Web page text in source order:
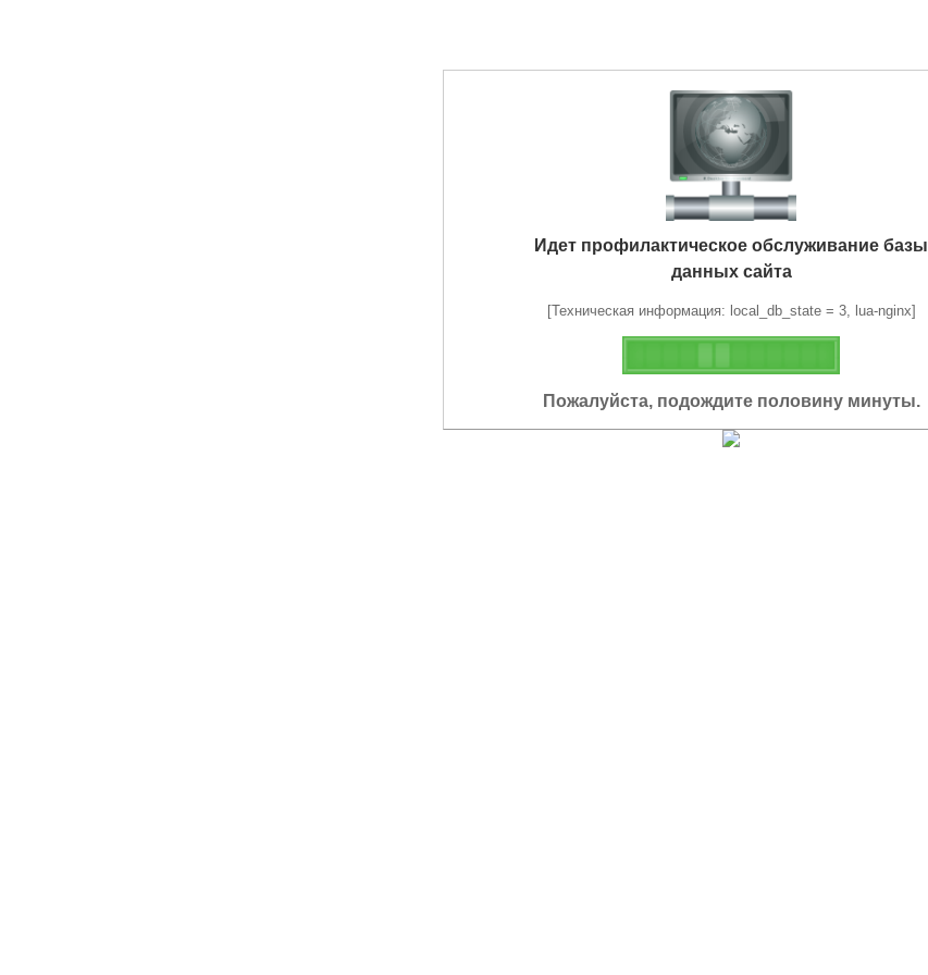
Идет профилактическое обслуживание базы
данных сайта
[Техническая информация: local_db_state = 3, lua-nginx]
Пожалуйста, подождите половину минуты.